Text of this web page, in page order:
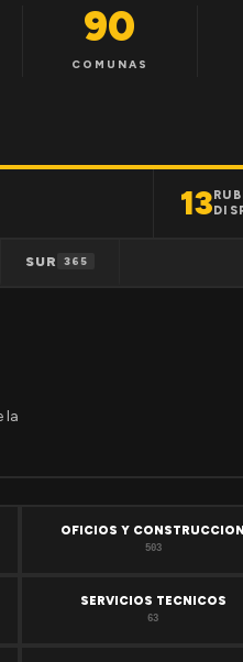
90
COMUNAS
13
SUR 365
la
OFICIOS Y CONSTRUCCION
503
SERVICIOS TECNICOS
63